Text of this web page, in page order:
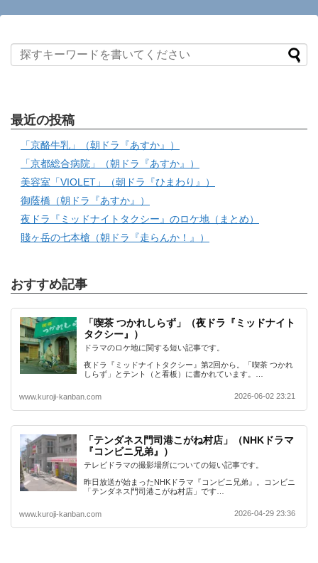
最近の投稿
「京酪牛乳」（朝ドラ『あすか』）
「京都総合病院」（朝ドラ『あすか』）
美容室「VIOLET」（朝ドラ『ひまわり』）
御蔭橋（朝ドラ『あすか』）
夜ドラ『ミッドナイトタクシー』のロケ地（まとめ）
賤ヶ岳の七本槍（朝ドラ『走らんか！』）
おすすめ記事
「喫茶 つかれしらず」（夜ドラ『ミッドナイト
タクシー』）
ドラマのロケ地に関する短い記事です。
夜ドラ『ミッドナイトタクシー』第2回から。「喫茶 つかれ
しらず」とテント（と看板）に書かれています。…
www.kuroji-kanban.com 2026-06-02 23:21
「テンダネス門司港こがね村店」（NHKドラマ
『コンビニ兄弟』）
テレビドラマの撮影場所についての短い記事です。
昨日放送が始まったNHKドラマ『コンビニ兄弟』。コンビニ
「テンダネス門司港こがね村店」です…
www.kuroji-kanban.com 2026-04-29 23:36